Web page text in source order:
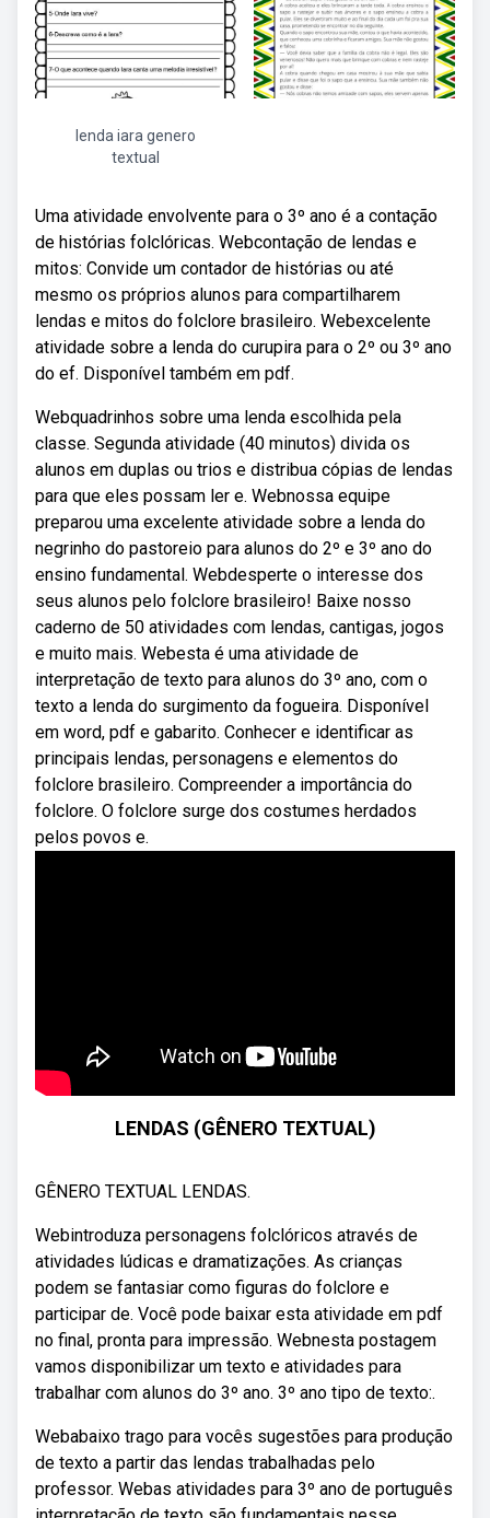
lenda iara genero
textual
Uma atividade envolvente para o 3º ano é a contação
de histórias folclóricas. Webcontação de lendas e
mitos: Convide um contador de histórias ou até
mesmo os próprios alunos para compartilharem
lendas e mitos do folclore brasileiro. Webexcelente
atividade sobre a lenda do curupira para o 2º ou 3º ano
do ef. Disponível também em pdf.
Webquadrinhos sobre uma lenda escolhida pela
classe. Segunda atividade (40 minutos) divida os
alunos em duplas ou trios e distribua cópias de lendas
para que eles possam ler e. Webnossa equipe
preparou uma excelente atividade sobre a lenda do
negrinho do pastoreio para alunos do 2º e 3º ano do
ensino fundamental. Webdesperte o interesse dos
seus alunos pelo folclore brasileiro! Baixe nosso
caderno de 50 atividades com lendas, cantigas, jogos
e muito mais. Webesta é uma atividade de
interpretação de texto para alunos do 3º ano, com o
texto a lenda do surgimento da fogueira. Disponível
em word, pdf e gabarito. Conhecer e identificar as
principais lendas, personagens e elementos do
folclore brasileiro. Compreender a importância do
folclore. O folclore surge dos costumes herdados
pelos povos e.
LENDAS (GÊNERO TEXTUAL)
GÊNERO TEXTUAL LENDAS.
Webintroduza personagens folclóricos através de
atividades lúdicas e dramatizações. As crianças
podem se fantasiar como figuras do folclore e
participar de. Você pode baixar esta atividade em pdf
no final, pronta para impressão. Webnesta postagem
vamos disponibilizar um texto e atividades para
trabalhar com alunos do 3º ano. 3º ano tipo de texto:.
Webabaixo trago para vocês sugestões para produção
de texto a partir das lendas trabalhadas pelo
professor. Webas atividades para 3º ano de português